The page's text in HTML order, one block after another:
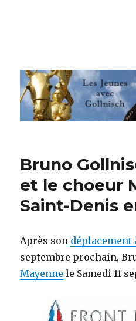
Les jeunes
Bruno
et le choeur
Saint-Denis
Après son déplacement
septembre prochain,
Mayenne le Samedi 11